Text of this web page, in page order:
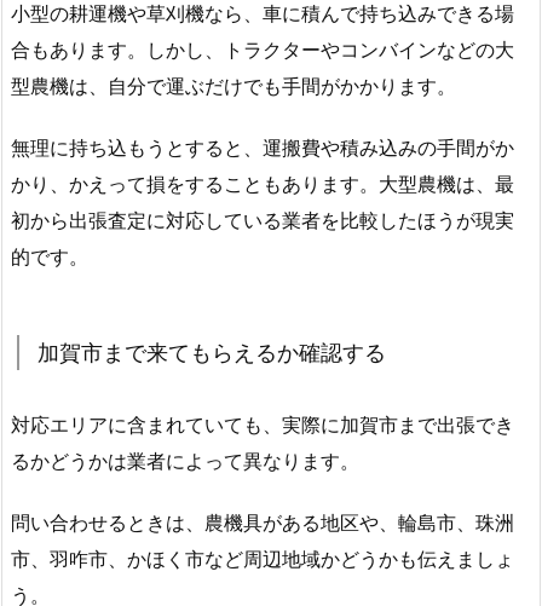
小型の耕運機や草刈機なら、車に積んで持ち込みできる場
合もあります。しかし、トラクターやコンバインなどの大
型農機は、自分で運ぶだけでも手間がかかります。
無理に持ち込もうとすると、運搬費や積み込みの手間がか
かり、かえって損をすることもあります。大型農機は、最
初から出張査定に対応している業者を比較したほうが現実
的です。
加賀市まで来てもらえるか確認する
対応エリアに含まれていても、実際に加賀市まで出張でき
るかどうかは業者によって異なります。
問い合わせるときは、農機具がある地区や、輪島市、珠洲
市、羽咋市、かほく市など周辺地域かどうかも伝えましょ
う。